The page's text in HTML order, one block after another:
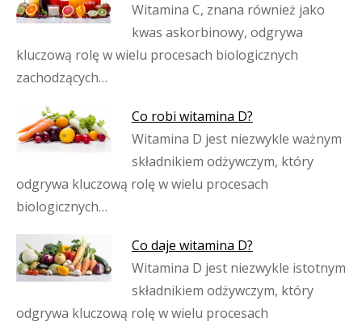
Witamina C, znana również jako
kwas askorbinowy, odgrywa
kluczową rolę w wielu procesach biologicznych
zachodzących…
Co robi witamina D?
Witamina D jest niezwykle ważnym
składnikiem odżywczym, który
odgrywa kluczową rolę w wielu procesach
biologicznych…
Co daje witamina D?
Witamina D jest niezwykle istotnym
składnikiem odżywczym, który
odgrywa kluczową rolę w wielu procesach